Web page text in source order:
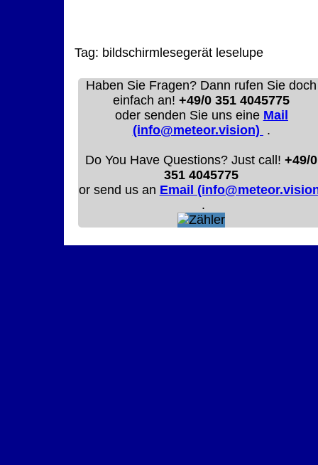
Tag: bildschirmlesegerätleselupe
Haben Sie Fragen? Dann rufen Sie doch
einfach an!+49/0 351 4045775
oder senden Sie uns eine Mail
(info@meteor.vision) .
Do You Have Questions? Just call!+49/0
351 4045775
or send us an Email
.